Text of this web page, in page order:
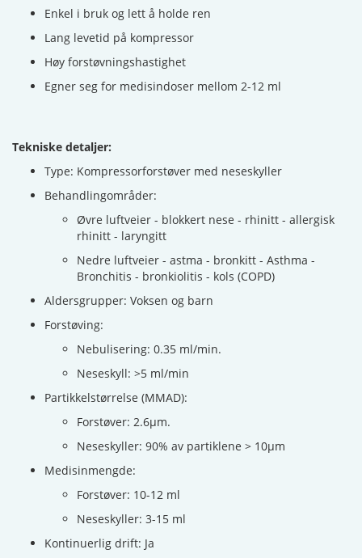
Enkel i bruk og lett å holde ren
Lang levetid på kompressor
Høy forstøvningshastighet
Egner seg for medisindoser mellom 2-12 ml
Tekniske detaljer:
Type: Kompressorforstøver med neseskyller
Behandlingområder:
Øvre luftveier - blokkert nese - rhinitt - allergisk
rhinitt - laryngitt
Nedre luftveier - astma - bronkitt - Asthma -
Bronchitis - bronkiolitis - kols (COPD)
Aldersgrupper: Voksen og barn
Forstøving:
Nebulisering: 0.35 ml/min.
Neseskyll: >5 ml/min
Partikkelstørrelse (MMAD):
Forstøver: 2.6µm.
Neseskyller: 90% av partiklene > 10µm
Medisinmengde:
Forstøver: 10-12 ml
Neseskyller: 3-15 ml
Kontinuerlig drift: Ja